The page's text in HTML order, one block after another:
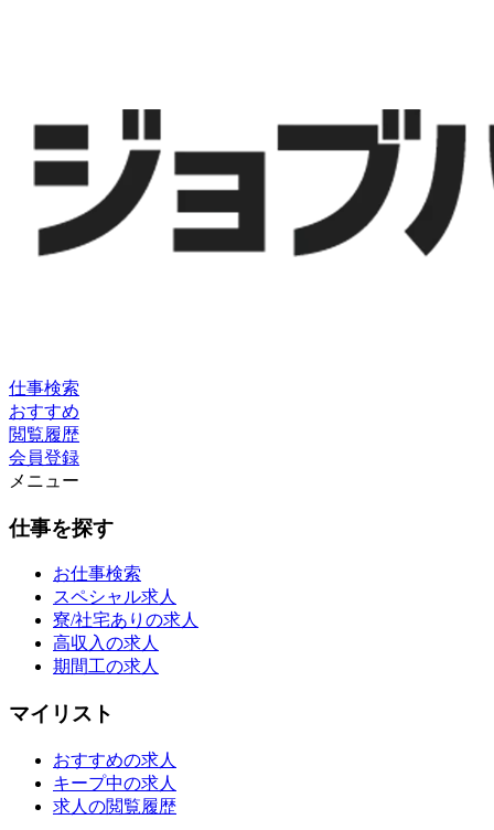
仕事検索
おすすめ
閲覧履歴
会員登録
メニュー
仕事を探す
お仕事検索
スペシャル求人
寮/社宅ありの求人
高収入の求人
期間工の求人
マイリスト
おすすめの求人
キープ中の求人
求人の閲覧履歴